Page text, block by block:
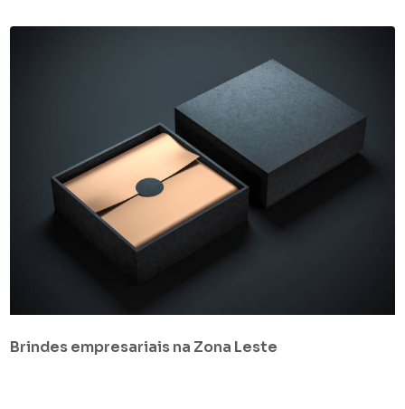
Brindes empresariais na Zona Leste